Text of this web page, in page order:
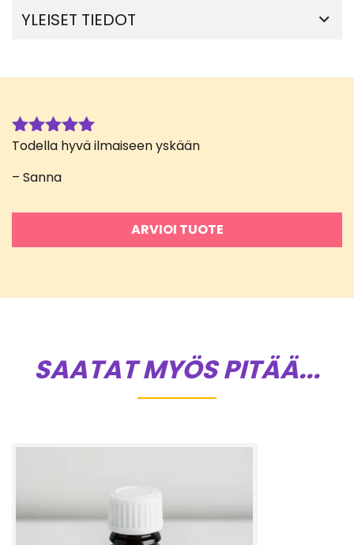
YLEISET TIEDOT
Arvostelu
5 / 5
Todella hyvä ilmaiseen yskään
– Sanna
ARVIOI TUOTE
SAATAT MYÖS PITÄÄ...